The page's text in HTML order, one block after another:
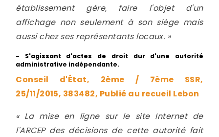
établissement gère, faire l'objet d'un
affichage non seulement à son siège mais
aussi chez ses représentants locaux. »
- S'agissant d'actes de droit dur d'une autorité
administrative indépendante.
Conseil d'État, 2ème / 7ème SSR,
25/11/2015, 383482, Publié au recueil Lebon
« La mise en ligne sur le site Internet de
l'ARCEP des décisions de cette autorité fait